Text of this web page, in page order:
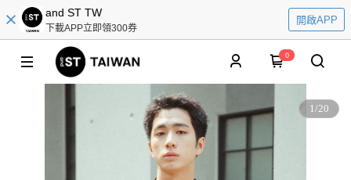
and ST TW
下載APP立即領300券
開啟APP
0
1/20